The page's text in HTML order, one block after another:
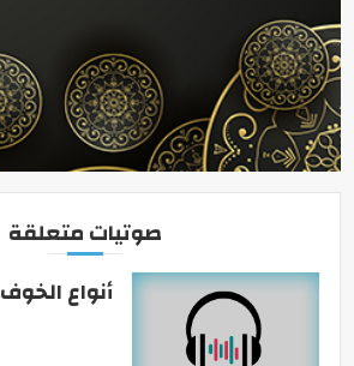
صوتيات متعلقة
أنواع الخوف